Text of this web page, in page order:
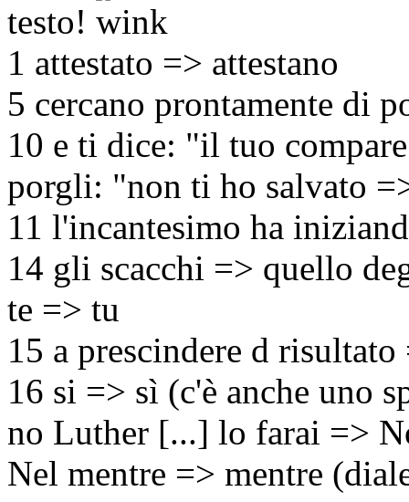
testo!
1 attestato => attestano
5 cercano prontamente di
10 e ti dice: "il tuo
porgli: "non ti ho salvato
11 l'incantesimo ha
14 gli scacchi => quello
te => tu
15 a prescindere d
16 si => sì (c'è anche uno
no Luther [...] lo farai =>
Nel mentre => mentre